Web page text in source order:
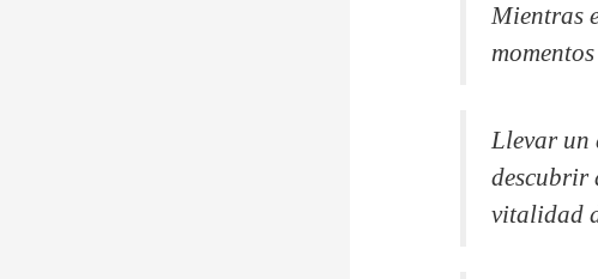
Mientras
Llevar un
descubrir
vitalidad